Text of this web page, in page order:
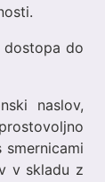
do
naslov,
v skladu z